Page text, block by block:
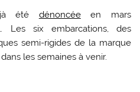
été dénoncéeen mars
Les six embarcations, des
semi-rigides de la marque
les semaines à venir.